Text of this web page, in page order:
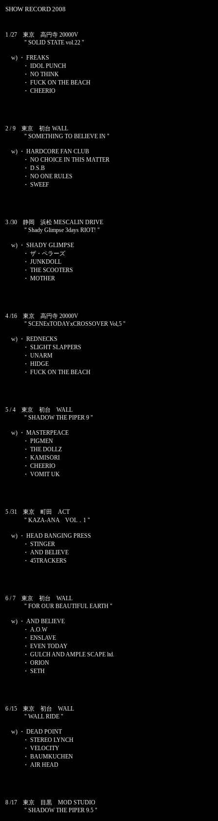
SHOW RECORD 2008
1 /27 東京 高円寺 20000V
" SOLID STATE vol.22 "
w) ・ FREAKS
・ IDOL PUNCH
・ NO THINK
・ FUCK ON THE BEACH
・ CHEERIO
2 / 9 東京 初台 WALL
" SOMETHING TO BELIEVE IN "
w) ・ HARDCORE FAN CLUB
・ NO CHOICE IN THIS MATTER
・ D.S.B
・ NO ONE RULES
・ SWEEF
3 /30 静岡 浜松 MESCALIN DRIVE
" Shady Glimpse 3days RIOT! "
w) ・ SHADY GLIMPSE
・ ザ・ペラーズ
・ JUNKDOLL
・ THE SCOOTERS
・ MOTHER
4 /16 東京 高円寺 20000V
" SCENExTODAYxCROSSOVER Vol,5 "
w) ・ REDNECKS
・ SLIGHT SLAPPERS
・ UNARM
・ HIDGE
・ FUCK ON THE BEACH
5 / 4 東京 初台 WALL
" SHADOW THE PIPER 9 "
w) ・ MASTERPEACE
・ PIGMEN
・ THE DOLLZ
・ KAMISORI
・ CHEERIO
・ VOMIT UK
5 /31 東京 町田 ACT
" KAZA-ANA VOL．1 "
w) ・ HEAD BANGING PRESS
・ STINGER
・ AND BELIEVE
・ 45TRACKERS
6 / 7 東京 初台 WALL
" FOR OUR BEAUTIFUL EARTH "
w) ・ AND BELIEVE
・ A.O.W
・ ENSLAVE
・ EVEN TODAY
・ GULCH AND AMPLE SCAPE ltd.
・ ORION
・ SETH
6 /15 東京 初台 WALL
" WALL RIDE "
w) ・ DEAD POINT
・ STEREO LYNCH
・ VELOCITY
・ BAUMKUCHEN
・ AIR HEAD
8 /17 東京 目黒 MOD STUDIO
" SHADOW THE PIPER 9.5 "